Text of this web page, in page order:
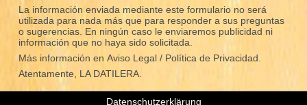
La información enviada mediante este formulario no será
utilizada para nada más que para responder a sus preguntas
o sugerencias. En ningún caso le enviaremos publicidad ni
información que no haya sido solicitada.
Más información en Aviso Legal / Política de Privacidad.
Atentamente, LA DATILERA.
Datenschutzerklärung